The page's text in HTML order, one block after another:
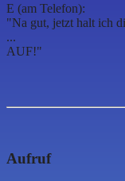
E (am Telefon):
"Na gut, jetzt halt ich
...
AUF!"
Aufruf